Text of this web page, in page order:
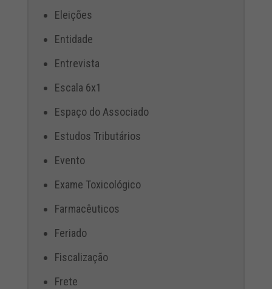
Eleições
Entidade
Entrevista
Escala 6x1
Espaço do Associado
Estudos Tributários
Evento
Exame Toxicológico
Farmacêuticos
Feriado
Fiscalização
Frete